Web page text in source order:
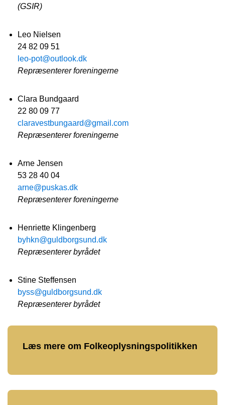
(GSIR)
Leo Nielsen
24 82 09 51
leo-pot@outlook.dk
Repræsenterer foreningerne
Clara Bundgaard
22 80 09 77
claravestbungaard@gmail.com
Repræsenterer foreningerne
Arne Jensen
53 28 40 04
arne@puskas.dk
Repræsenterer foreningerne
Henriette Klingenberg
byhkn@guldborgsund.dk
Repræsenterer byrådet
Stine Steffensen
byss@guldborgsund.dk
Repræsenterer byrådet
Læs mere om Folkeoplysningspolitikken